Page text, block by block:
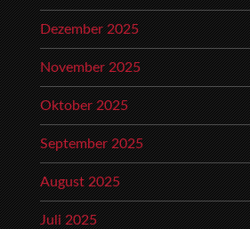
Dezember 2025
November 2025
Oktober 2025
September 2025
August 2025
Juli 2025